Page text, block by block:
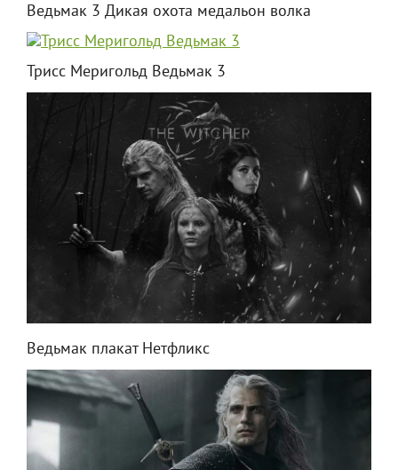
Ведьмак 3 Дикая охота медальон волка
Трисс Меригольд Ведьмак 3
Ведьмак плакат Нетфликс